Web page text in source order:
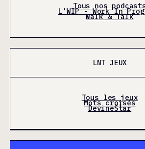
Tous nos
L'WIP - Work In
Walk & Talk
LNT JEUX
Tous les jeux
Mots croisés
DevineStar